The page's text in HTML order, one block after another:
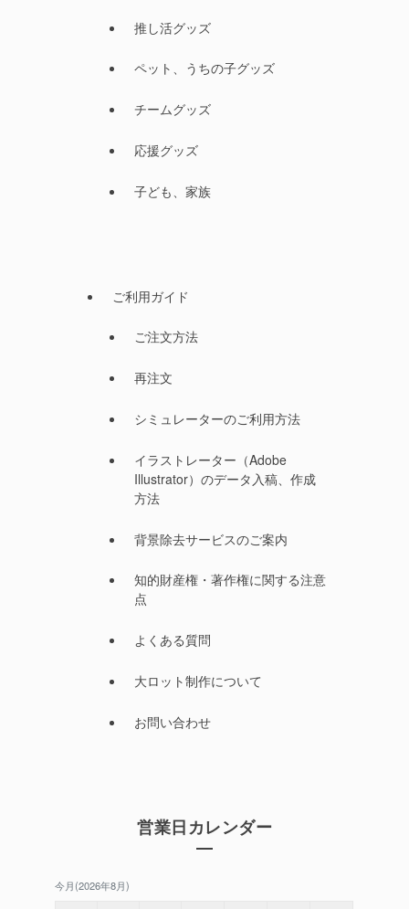
推し活グッズ
ペット、うちの子グッズ
チームグッズ
応援グッズ
子ども、家族
ご利用ガイド
ご注文方法
再注文
シミュレーターのご利用方法
イラストレーター（Adobe
Illustrator）のデータ入稿、作成
方法
背景除去サービスのご案内
知的財産権・著作権に関する注意
点
よくある質問
大ロット制作について
お問い合わせ
営業日カレンダー
今月(2026年8月)